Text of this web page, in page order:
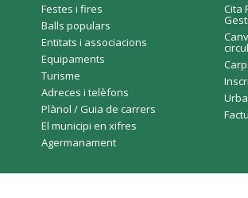
Festes i fires
Balls populars
Entitats i associacions
Equipaments
Turisme
Adreces i telèfons
Plànol / Guia de carrers
El municipi en xifres
Agermanament
Cita